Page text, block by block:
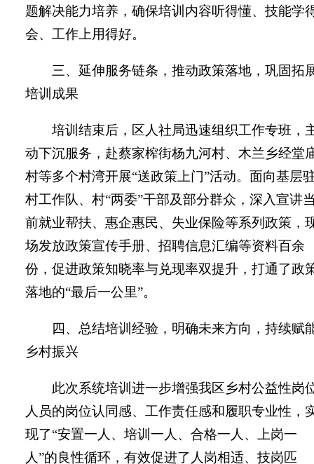
题解决能力培养，确保培训内容听得懂、技能学
会、工作上用得好。
三、延伸服务链条，推动政策落地，巩固拓
培训成果
培训结束后，区人社局迅速组织工作专班，
动下沉服务，赴蔡家榨街杨九河村、木兰乡经堂
村等多个村湾开展“送政策上门”活动。面向基层
村工作队、村“两委”干部及部分群众，深入宣讲
前就业帮扶、惠企惠民、失业保险等系列政策，
场发放政策宣传手册、招聘信息汇编等资料百余
份，促进政策知晓率与兑现率双提升，打通了政
落地的“最后一公里”。
四、总结培训经验，明确未来方向，持续赋
乡村振兴
此次系统培训进一步增强我区乡村公益性岗
人员的岗位认同感、工作责任感和履职专业性，
现了“安置一人、培训一人、合格一人、上岗一
人”的良性循环，有效促进了人岗相适、技岗匹